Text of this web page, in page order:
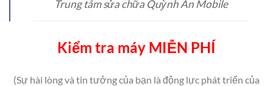
Trung tâm sửa chữa Quỳnh An Mobile
Kiểm tra máy MIỄN PHÍ
(Sự hài lòng và tin tưởng của bạn là động lực phát triển của